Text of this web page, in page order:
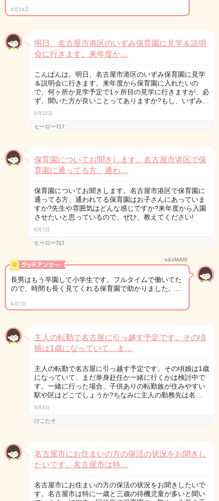
9月24日
明日、名古屋市港区のいずみ保育園に見学＆説明
会に行きます。来年度か…
こんばんは。明日、名古屋市港区のいずみ保育園に見学
＆説明会に行きます。来年度から保育園に入れたいの
で、何ヶ所か見学予定で1ヶ所目の見学に行きますが、必
ず、聞いた方が良いことってありますか?もし、いずみ…
9月22日
ヒーロー717
保育園についてお聞きします。名古屋市港区で保
育園に通ってる方、通わ…
保育園についてお聞きします。名古屋市港区で保育園に
通ってる方、通われてる保育園はお子さんにあっていま
すか?先生や雰囲気はどんな感じですか?来年度から入園
させたいと思っているので、ぜひ、教えてください!
9月7日
ヒーロー717
n&sMAM
長男はもう卒園して小学生です。フルタイムで働いてた
ので、時間も長く見てくれる保育園で助かりました。…
9月7日
主人の転勤で名古屋に引っ越す予定です。その頃
娘は1歳になっていて、ま…
主人の転勤で名古屋に引っ越す予定です。その頃娘は1歳
になっていて、まだ単身赴任か一緒に行くかは検討中で
す。一緒に行った場合、子供ありの転勤族が住みやすい
駅や区はどこでしょうか?ちなみに主人の勤務先は名…
8月4日
けこたそ
名古屋市にお住まいの方の保活の状況をお聞きし
たいです。名古屋市は特…
名古屋市にお住まいの方の保活の状況をお聞きしたいで
す。名古屋市は特に一歳と三歳の待機児童が多いと聞い